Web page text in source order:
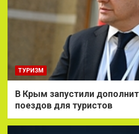
ТУРИЗМ
В Крым запустили
поездов для туристов